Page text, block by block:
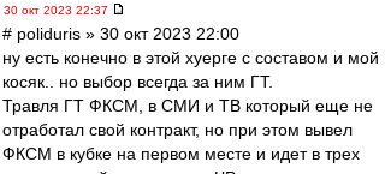
30 окт 2023 22:37
# poliduris » 30 окт 2023 22:00
ну есть конечно в этой хуерге с составом и мой
косяк.. но выбор всегда за ним ГТ.
Травля ГТ ФКСМ, в СМИ и ТВ который еще не
отработал свой контракт, но при этом вывел
ФКСМ в кубке на первом месте и идет в трех